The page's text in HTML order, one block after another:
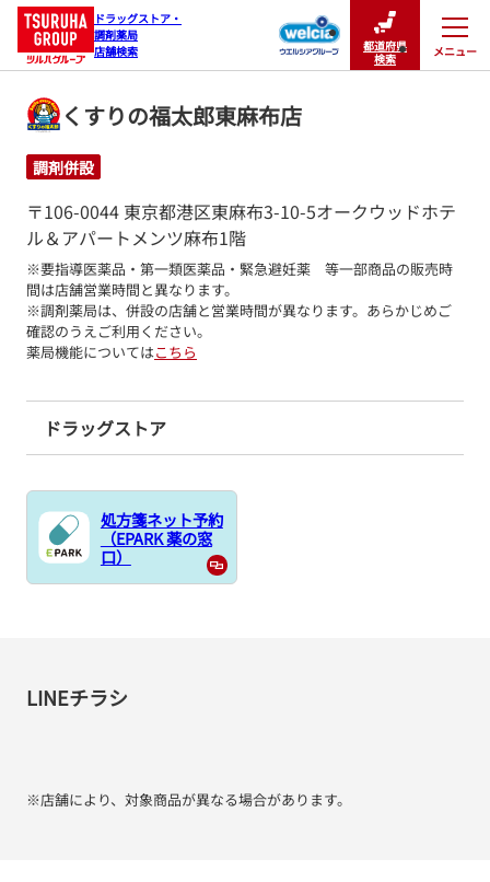
ドラッグストア・
調剤薬局
店舗検索
都道府県
検索
メニュー
閉じる
くすりの福太郎東麻布店
調剤併設
〒106-0044 東京都港区東麻布3-10-5オークウッドホテ
ル＆アパートメンツ麻布1階
※要指導医薬品・第一類医薬品・緊急避妊薬　等一部商品の販売時
間は店舗営業時間と異なります。
※調剤薬局は、併設の店舗と営業時間が異なります。あらかじめご
確認のうえご利用ください。
薬局機能についてはこちら
ドラッグストア
処方箋ネット予約
（EPARK 薬の窓
口）
LINEチラシ
※店舗により、対象商品が異なる場合があります。